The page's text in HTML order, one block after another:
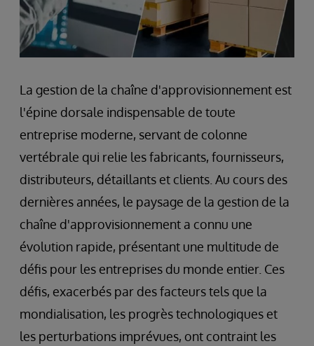
La gestion de la chaîne d'approvisionnement est
l'épine dorsale indispensable de toute
entreprise moderne, servant de colonne
vertébrale qui relie les fabricants, fournisseurs,
distributeurs, détaillants et clients. Au cours des
dernières années, le paysage de la gestion de la
chaîne d'approvisionnement a connu une
évolution rapide, présentant une multitude de
défis pour les entreprises du monde entier. Ces
défis, exacerbés par des facteurs tels que la
mondialisation, les progrès technologiques et
les perturbations imprévues, ont contraint les